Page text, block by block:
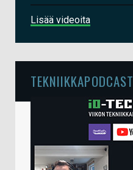
Lisää videoita
TEKNIIKKAPODCAST